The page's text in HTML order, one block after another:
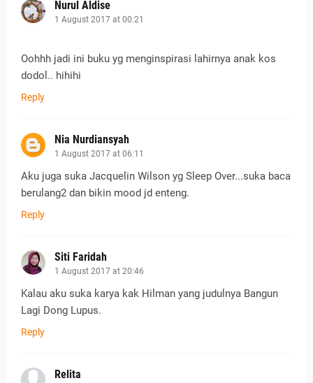
Nurul Aldise
1 August 2017 at 00:21
Oohhh jadi ini buku yg menginspirasi lahirnya anak kos
dodol.. hihihi
Reply
Nia Nurdiansyah
1 August 2017 at 06:11
Aku juga suka Jacquelin Wilson yg Sleep Over...suka baca
berulang2 dan bikin mood jd enteng.
Reply
Siti Faridah
1 August 2017 at 20:46
Kalau aku suka karya kak Hilman yang judulnya Bangun
Lagi Dong Lupus.
Reply
Relita